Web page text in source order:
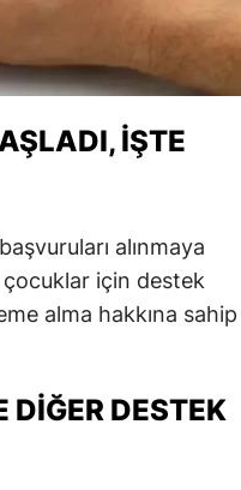
İŞTE
alınmaya
için destek
alma hakkına sahip
DIĞER DESTEK